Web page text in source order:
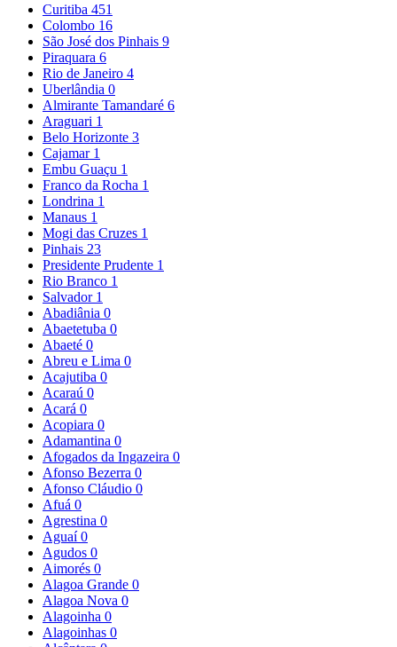
Curitiba 451
Colombo 16
São José dos Pinhais 9
Piraquara 6
Rio de Janeiro 4
Uberlândia 0
Almirante Tamandaré 6
Araguari 1
Belo Horizonte 3
Cajamar 1
Embu Guaçu 1
Franco da Rocha 1
Londrina 1
Manaus 1
Mogi das Cruzes 1
Pinhais 23
Presidente Prudente 1
Rio Branco 1
Salvador 1
Abadiânia 0
Abaetetuba 0
Abaeté 0
Abreu e Lima 0
Acajutiba 0
Acaraú 0
Acará 0
Acopiara 0
Adamantina 0
Afogados da Ingazeira 0
Afonso Bezerra 0
Afonso Cláudio 0
Afuá 0
Agrestina 0
Aguaí0
Agudos 0
Aimorés 0
Alagoa Grande 0
Alagoa Nova 0
Alagoinha 0
Alagoinhas 0